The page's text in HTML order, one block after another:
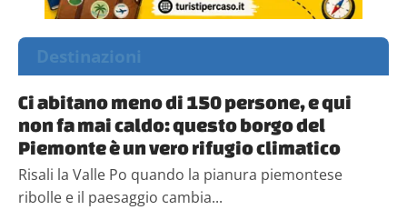
Destinazioni
Ci abitano meno di 150 persone, e qui
non fa mai caldo: questo borgo del
Piemonte è un vero rifugio climatico
Risali la Valle Po quando la pianura piemontese
ribolle e il paesaggio cambia...